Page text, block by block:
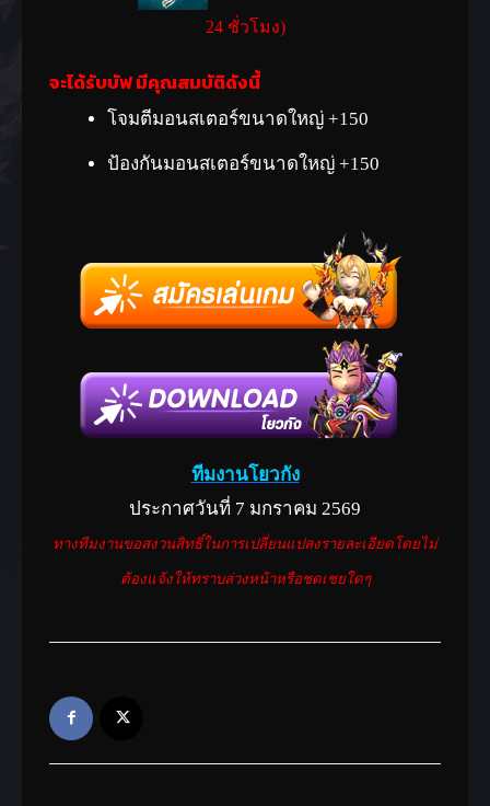
24 ชั่วโมง)
จะได้รับบัฟ มีคุณสมบัติดังนี้
โจมตีมอนสเตอร์ขนาดใหญ่ +150
ป้องกันมอนสเตอร์ขนาดใหญ่ +150
ทีมงานโยวกัง
ประกาศวันที่ 7 มกราคม 2569
ทางทีมงานขอสงวนสิทธิ์ในการเปลี่ยนแปลงรายละเอียดโดยไม่
ต้องแจ้งให้ทราบล่วงหน้าหรือชดเชยใดๆ